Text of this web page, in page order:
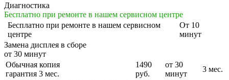
Диагностика
Бесплатно при ремонте в нашем сервисном центре
Бесплатно при ремонте в нашем сервисном
центре
От 10
минут
Замена дисплея в сборе
от 30 минут
Обычная копия
гарантия 3 мес.
1490
руб.
от 30
минут
3 мес.